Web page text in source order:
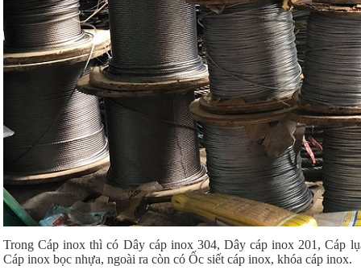
Trong Cáp inox thì có Dây cáp inox 304, Dây cáp inox 201, Cáp
Cáp inox bọc nhựa, ngoài ra còn có Ốc siết cáp inox, khóa cáp inox.